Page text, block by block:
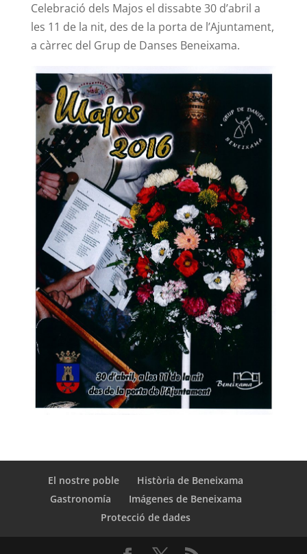
Celebració dels Majos el dissabte 30 d’abril a
les 11 de la nit, des de la porta de l’Ajuntament,
a càrrec del Grup de Danses Beneixama.
El nostre poble
Història de Beneixama
Gastronomía
Imágenes de Beneixama
Protecció de dades